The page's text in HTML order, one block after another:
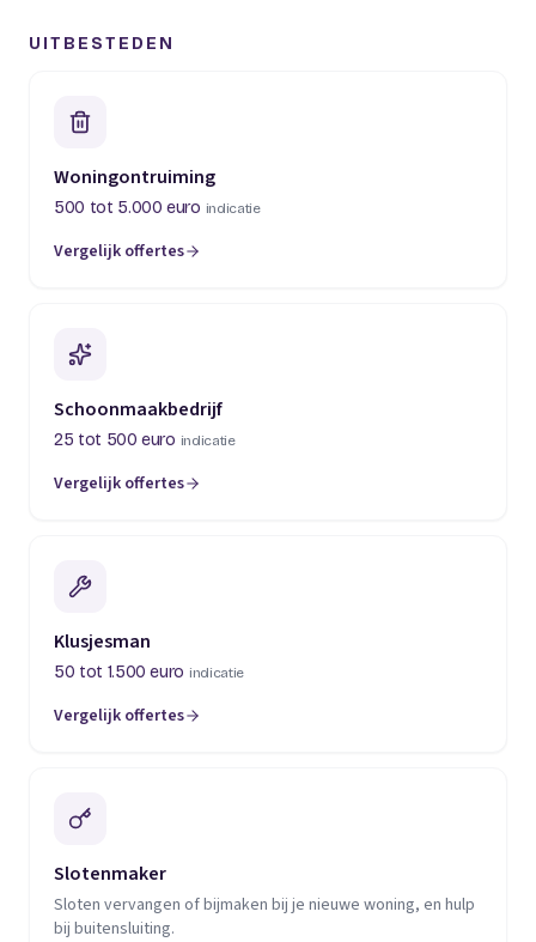
UITBESTEDEN
Woningontruiming
500 tot 5.000 euro indicatie
Vergelijk offertes
(opent in een nieuw tabblad)
Schoonmaakbedrijf
25 tot 500 euro indicatie
Vergelijk offertes
(opent in een nieuw tabblad)
Klusjesman
50 tot 1.500 euro indicatie
Vergelijk offertes
(opent in een nieuw tabblad)
Slotenmaker
Sloten vervangen of bijmaken bij je nieuwe woning, en hulp
bij buitensluiting.